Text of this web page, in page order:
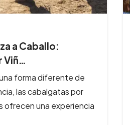
en las
Córdoba son los
turísticos de la provincia
cientos de…